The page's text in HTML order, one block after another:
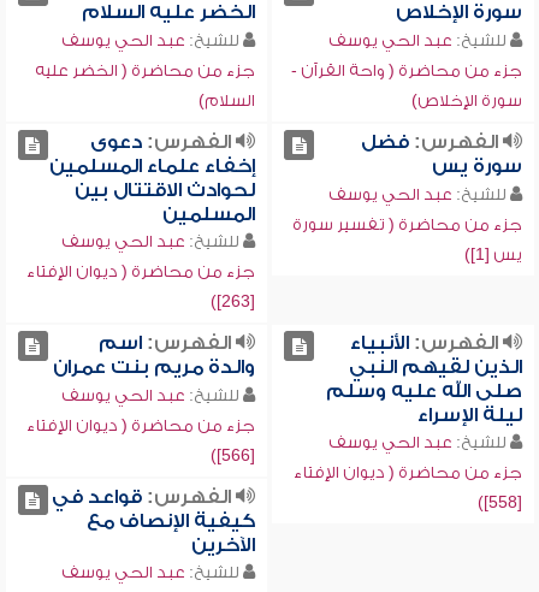
سورة الإخلاص
للشيخ: عبد الحي يوسف
جزء من محاضرة ( واحة القرآن -
سورة الإخلاص)
الخضر عليه السلام
للشيخ: عبد الحي يوسف
جزء من محاضرة ( الخضر عليه
السلام)
الفهرس:فضل
سورة يس
للشيخ: عبد الحي يوسف
جزء من محاضرة ( تفسير سورة
يس [1])
الفهرس:دعوى
إخفاء علماء المسلمين
لحوادث الاقتتال بين
المسلمين
للشيخ: عبد الحي يوسف
جزء من محاضرة ( ديوان الإفتاء
[263])
الفهرس:الأنبياء
الذين لقيهم النبي
صلى الله عليه وسلم
ليلة الإسراء
للشيخ: عبد الحي يوسف
جزء من محاضرة ( ديوان الإفتاء
[558])
الفهرس:اسم
والدة مريم بنت عمران
للشيخ: عبد الحي يوسف
جزء من محاضرة ( ديوان الإفتاء
[566])
الفهرس:قواعد في
كيفية الإنصاف مع
الآخرين
للشيخ: عبد الحي يوسف